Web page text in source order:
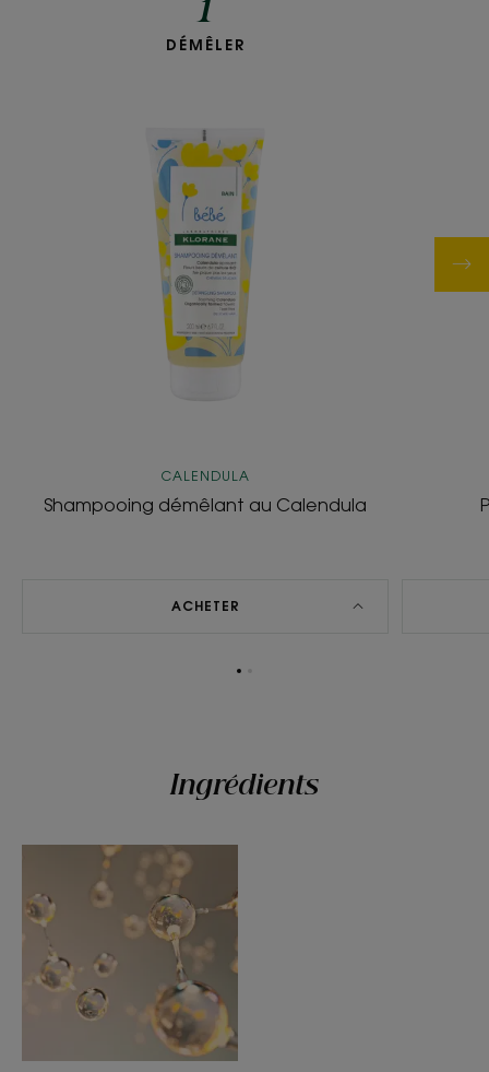
**Excellente tolérance pédiatrique - étude de tolérance sous contrôle
pédiatrique chez 33 nourrissons – pendant 21 jours.
***Respecte et protège l’équilibre du cuir chevelu : 100% de
1
Shampooing démêlant
DÉMÊLER
CALENDULA
Shampooing démêlant au Calendula
ACHETER
Aller
Ingrédients